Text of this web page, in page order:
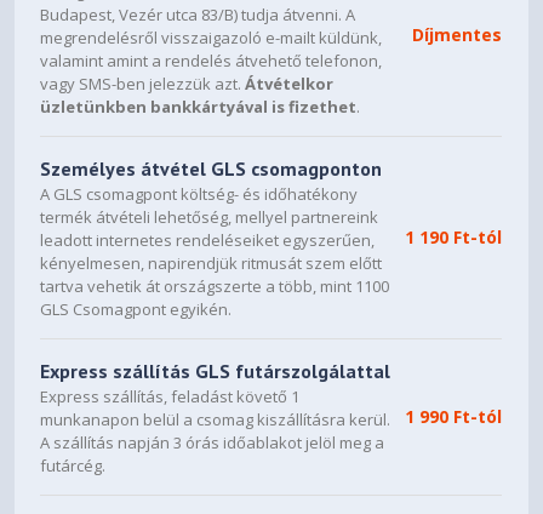
Budapest, Vezér utca 83/B) tudja átvenni. A
megrendelésről visszaigazoló e-mailt küldünk,
valamint amint a rendelés átvehető telefonon,
vagy SMS-ben jelezzük azt.Átvételkor
üzletünkben bankkártyával is fizethet.
Díjmentes
Személyes átvétel GLS csomagponton
A GLS csomagpont költség- és időhatékony
termék átvételi lehetőség, mellyel partnereink
leadott internetes rendeléseiket egyszerűen,
kényelmesen, napirendjük ritmusát szem előtt
tartva vehetik át országszerte a több, mint 1100
GLS Csomagpont egyikén.
1 190 Ft-tól
Express szállítás GLS futárszolgálattal
Express szállítás, feladást követő 1
munkanapon belül a csomag kiszállításra kerül.
A szállítás napján 3 órás időablakot jelöl meg a
futárcég.
1 990 Ft-tól